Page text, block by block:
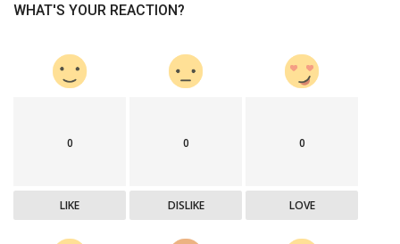
WHAT'S YOUR REACTION?
0
LIKE
0
DISLIKE
0
LOVE